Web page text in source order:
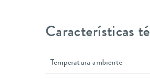
Características
Temperatura ambiente